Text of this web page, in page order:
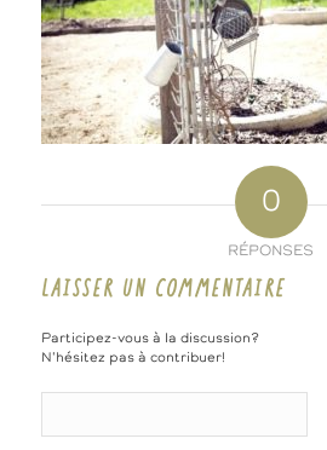
0
RÉPONSES
LAISSER UN COMMENTAIRE
Participez-vous à la discussion?
N'hésitez pas à contribuer!